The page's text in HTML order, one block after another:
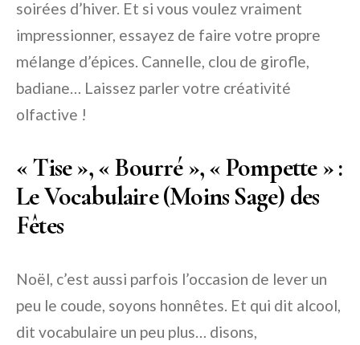
soirées d’hiver. Et si vous voulez vraiment
impressionner, essayez de faire votre propre
mélange d’épices. Cannelle, clou de girofle,
badiane… Laissez parler votre créativité
olfactive !
« Tise », « Bourré », « Pompette » :
Le Vocabulaire (Moins Sage) des
Fêtes
Noël, c’est aussi parfois l’occasion de lever un
peu le coude, soyons honnêtes. Et qui dit alcool,
dit vocabulaire un peu plus… disons,